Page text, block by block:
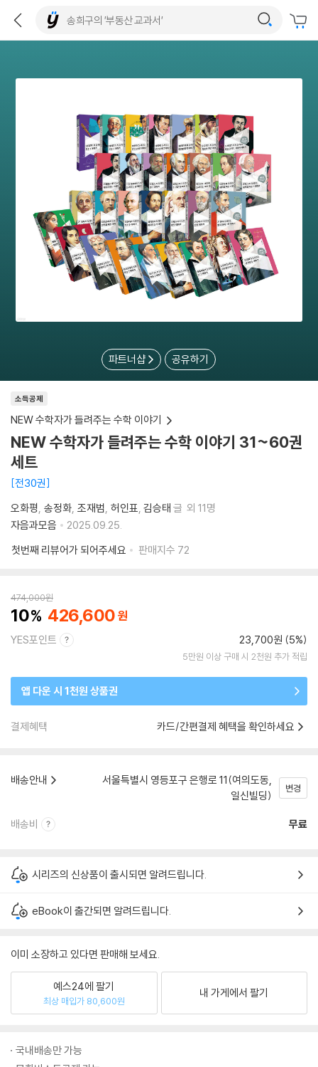
파트너샵 공유하기
소득공제
NEW 수학자가 들려주는 수학 이야기
NEW 수학자가 들려주는 수학 이야기 31~60권
세트
전30권
오화평 송정화 조재범 허인표 김승태 글 외 11명
자음과모음
2025.09.25.
첫번째 리뷰어가 되어주세요
판매지수 72
474,000원
10 426,600
YES포인트 23,700원 (5%)
5만원 이상 구매 시 2천원 추가 적립
앱 다운 시 1천원 상품권
결제혜택 카드/간편결제 혜택을 확인하세요
배송안내
서울특별시 영등포구 은행로 11(여의도동,
일신빌딩)
변경
배송비 무료
시리즈의 신상품이 출시되면 알려드립니다.
eBook이 출간되면 알려드립니다.
이미 소장하고 있다면 판매해 보세요.
예스24에 팔기
최상 매입가 80,600원
내 가게에서 팔기
국내배송만 가능